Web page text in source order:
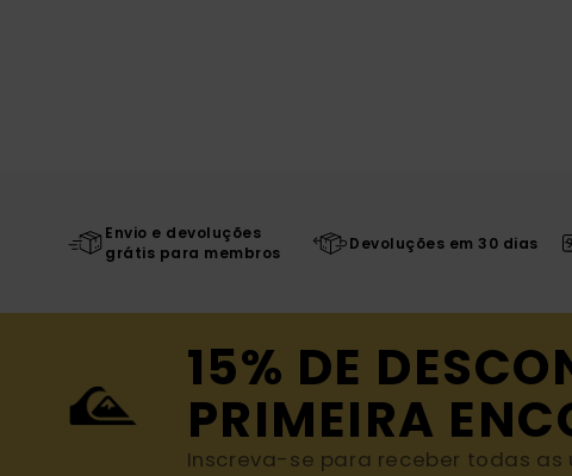
Envio e devoluções
grátis para membros
Devoluções em 30 dias
15% DE
PRIMEIRA
Inscreva-se para receber todas